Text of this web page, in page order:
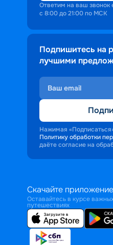
Ответим на ваш звонок
с 8:00 до 21:00 по МСК
Подпишитесь на
лучшими
Нажимая
Политику обработки
даёте согласие на
Скачайте приложение
Оставайтесь в курсе
путешествиях